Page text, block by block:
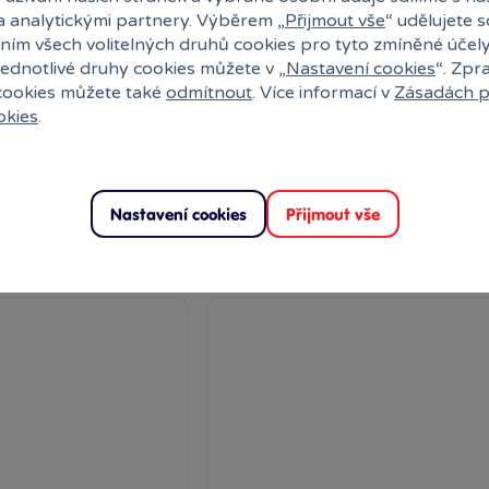
30 ks
ks.
Pastelky metalické 12 ks v
krabičce
Rezervovat
analytickými partnery. Výběrem „Přijmout vše“ udělujete
všech volitelných druhů cookies pro tyto zmíněné
druhy cookies můžete v „Nastavení cookies“.
můžete také odmítnout. Více informací v Zásadách
.
Nastavení cookies Přijmout vše